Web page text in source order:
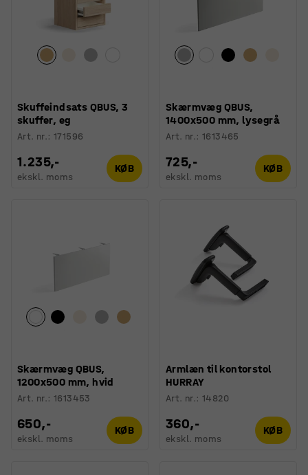
Skuffeindsats QBUS, 3
skuffer, eg
Art. nr.:171596
1.235,-
ekskl. moms
KØB
Skærmvæg QBUS,
1400x500 mm, lysegrå
Art. nr.:1613465
725,-
ekskl. moms
KØB
Skærmvæg QBUS,
1200x500 mm, hvid
Art. nr.:1613453
650,-
ekskl. moms
KØB
Armlæn til kontorstol
HURRAY
Art. nr.:14820
360,-
ekskl. moms
KØB